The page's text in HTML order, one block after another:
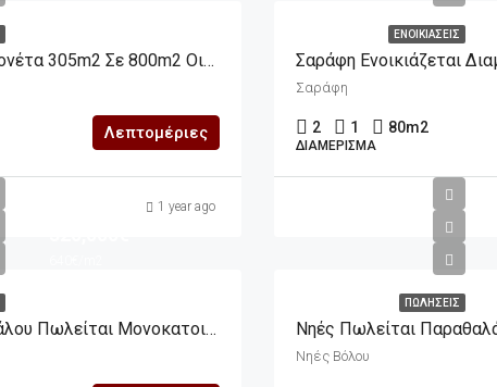
Αγριά Πωλείται Μεζονέτα 305m2 Σε 800m2 Οικόπεδο
Λεπτομέριες
1 year ago
ΕΝΟΙΚΙΆΣΕΙΣ
Σαράφη
2 1 80m2
ΔΙΑΜΈΡΙΣΜΑ
Μ. Βελανιδιά Ν. Αγχιάλου Πωλείται Μονοκατοικία (2 Οροφοδιαμερίσματα Των 92m2 Έκαστος) Σε 500m2 Οικόπεδο Συν Ημιυπόγειο
ΠΩΛΉΣΕΙΣ
Νηές Βόλου